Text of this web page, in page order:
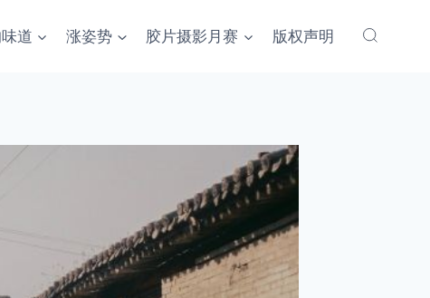
道 涨姿势 胶片摄影月赛 版权声明